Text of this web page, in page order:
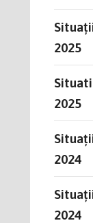
2025
2025
2024
2024